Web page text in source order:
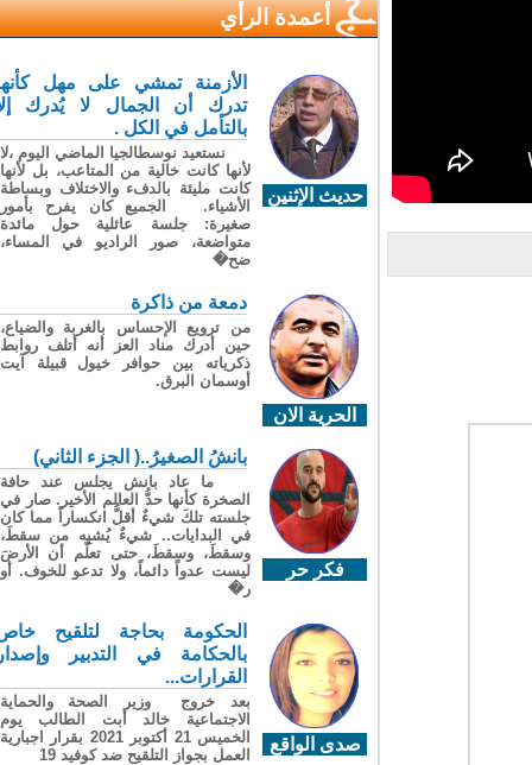
أعمدة الرأي
حديث الإثنين
الأزمنة تمشي على مهل كأنها
تدرك أن الجمال لا يُدرك إلا
بالتأمل في الكل .
نستعيد نوسطالجيا الماضي اليوم ،لا
لأنها كانت خالية من المتاعب، بل لأنها
كانت مليئة بالدفء والاختلاف وبساطة
الأشياء. الجميع كان يفرح بأمور
صغيرة: جلسة عائلية حول مائدة
متواضعة، صور الراديو في المساء،
ضح�
الحرية الان
دمعة من ذاكرة
من ترويع الإحساس بالغربة والضياع،
حين أدرك مناد العز أنه أتلف روابط
ذكرياته بين حوافر خيول قبيلة آيت
أوسمان البرق.
فكر حر
بانشُ الصغيرُ..( الجزء الثاني)
ما عاد بانش يجلس عند حافة
الصخرة كأنها حدُّ العالم الأخير. صار في
جلسته تلكَ شيءٌ أقلُّ انكساراً مما كان
في البدايات.. شيءٌ يُشبِه من سقطَ،
وسقطَ، وسقطَ، حتى تعلّم أن الأرضَ
ليست عدواً دائماً، ولا تدعو للخوف. أو
ر�
صدى الواقع
الحكومة بحاجة لتلقيح خاص
بالحكامة في التدبير وإصدار
القرارات...
بعد خروج وزير الصحة والحماية
الاجتماعية خالد أبت الطالب يوم
الخميس 21 أكتوبر 2021 بقرار اجبارية
العمل بجواز التلقيح ضد كوفيد 19